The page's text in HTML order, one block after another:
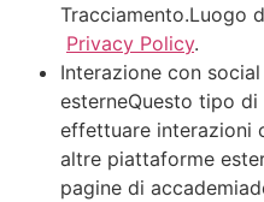
Tracciamento.Luogo
Privacy Policy.
Interazione con
esterneQuesto tipo
effettuare interazioni
altre piattaforme
pagine di